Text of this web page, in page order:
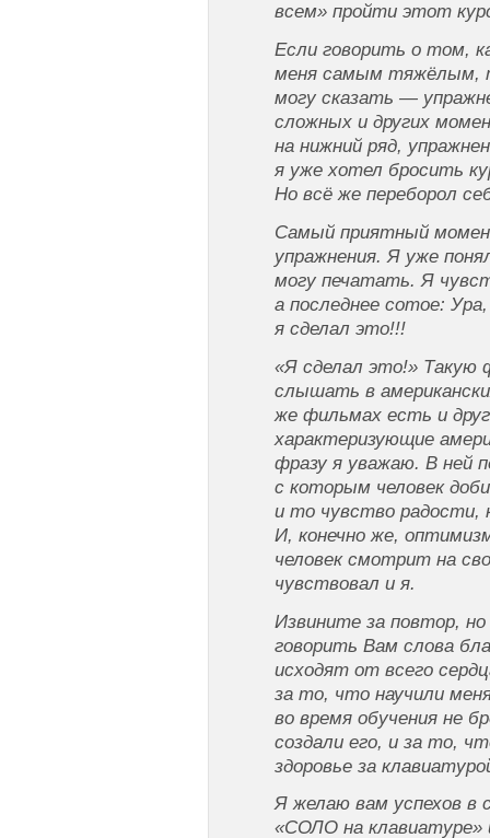
всем» пройти этот
Если говорить о том,
меня самым тяжёлым,
могу сказать —
сложных и других
на нижний ряд,
я уже хотел бросить
Но всё же переборол
Самый приятный
упражнения. Я уже
могу печатать. Я
а последнее сотое:
я сделал это!!!
«Я сделал это!»
слышать в
же фильмах есть и
характеризующие
фразу я уважаю. В ней
с которым человек
и то чувство
И, конечно же,
человек смотрит на
чувствовал и я.
Извините за повтор,
говорить Вам слова
исходят от всего
за то, что научили
во время обучения не
создали его, и за то,
здоровье за
Я желаю вам успехов в
«СОЛО на клавиатуре»